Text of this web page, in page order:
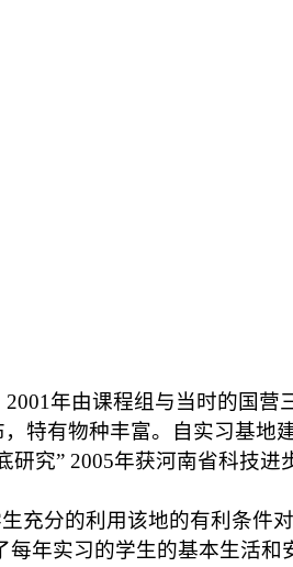
2001年由课程组与当时的国营
特有物种丰富。自实习基
研究” 2005年获河南省科技进
充分的利用该地的有利条件
每年实习的学生的基本生活和